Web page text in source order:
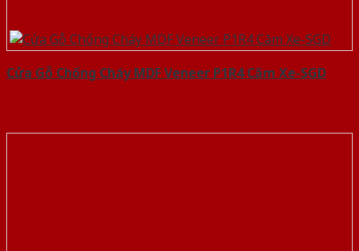
Cửa Gỗ Chống Cháy MDF Veneer P1R4 Căm Xe-SGD